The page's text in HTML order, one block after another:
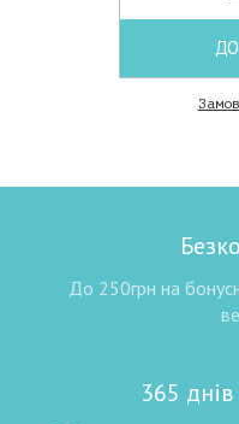
До 250грн на
365